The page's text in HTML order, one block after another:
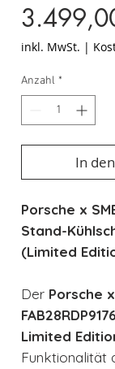
inkl. MwSt. |
Anzahl *
In
Porsche x
Stand-
(Limited
Der Porsche x
FAB28RDP9176
Limited
Funktionalität